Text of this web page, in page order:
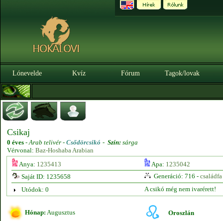
Lónevelde Kvíz Fórum Tagok/lovak
Csikaj
0 éves -Arab telivér - Csődörcsikó - Szín: sárga
Vérvonal: Baz-Hoshaba Arabian
Anya: 1235413 Apa: 1235042
Saját ID: 1235658
Generáció: 716 - családfa
Utódok: 0
A csikó még nem ivarérett!
Hónap: Augusztus Oroszlán